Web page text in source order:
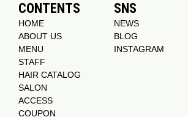
CONTENTS
HOME
ABOUT US
MENU
STAFF
HAIR CATALOG
SALON
ACCESS
COUPON
SNS
NEWS
BLOG
INSTAGRAM